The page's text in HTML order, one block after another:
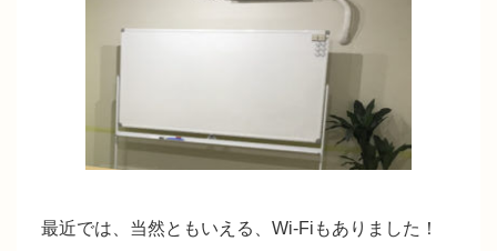
最近では、当然ともいえる、Wi-Fiもありました！